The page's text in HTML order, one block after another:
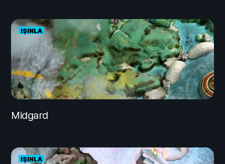
IŞINLA
Midgard
IŞINLA